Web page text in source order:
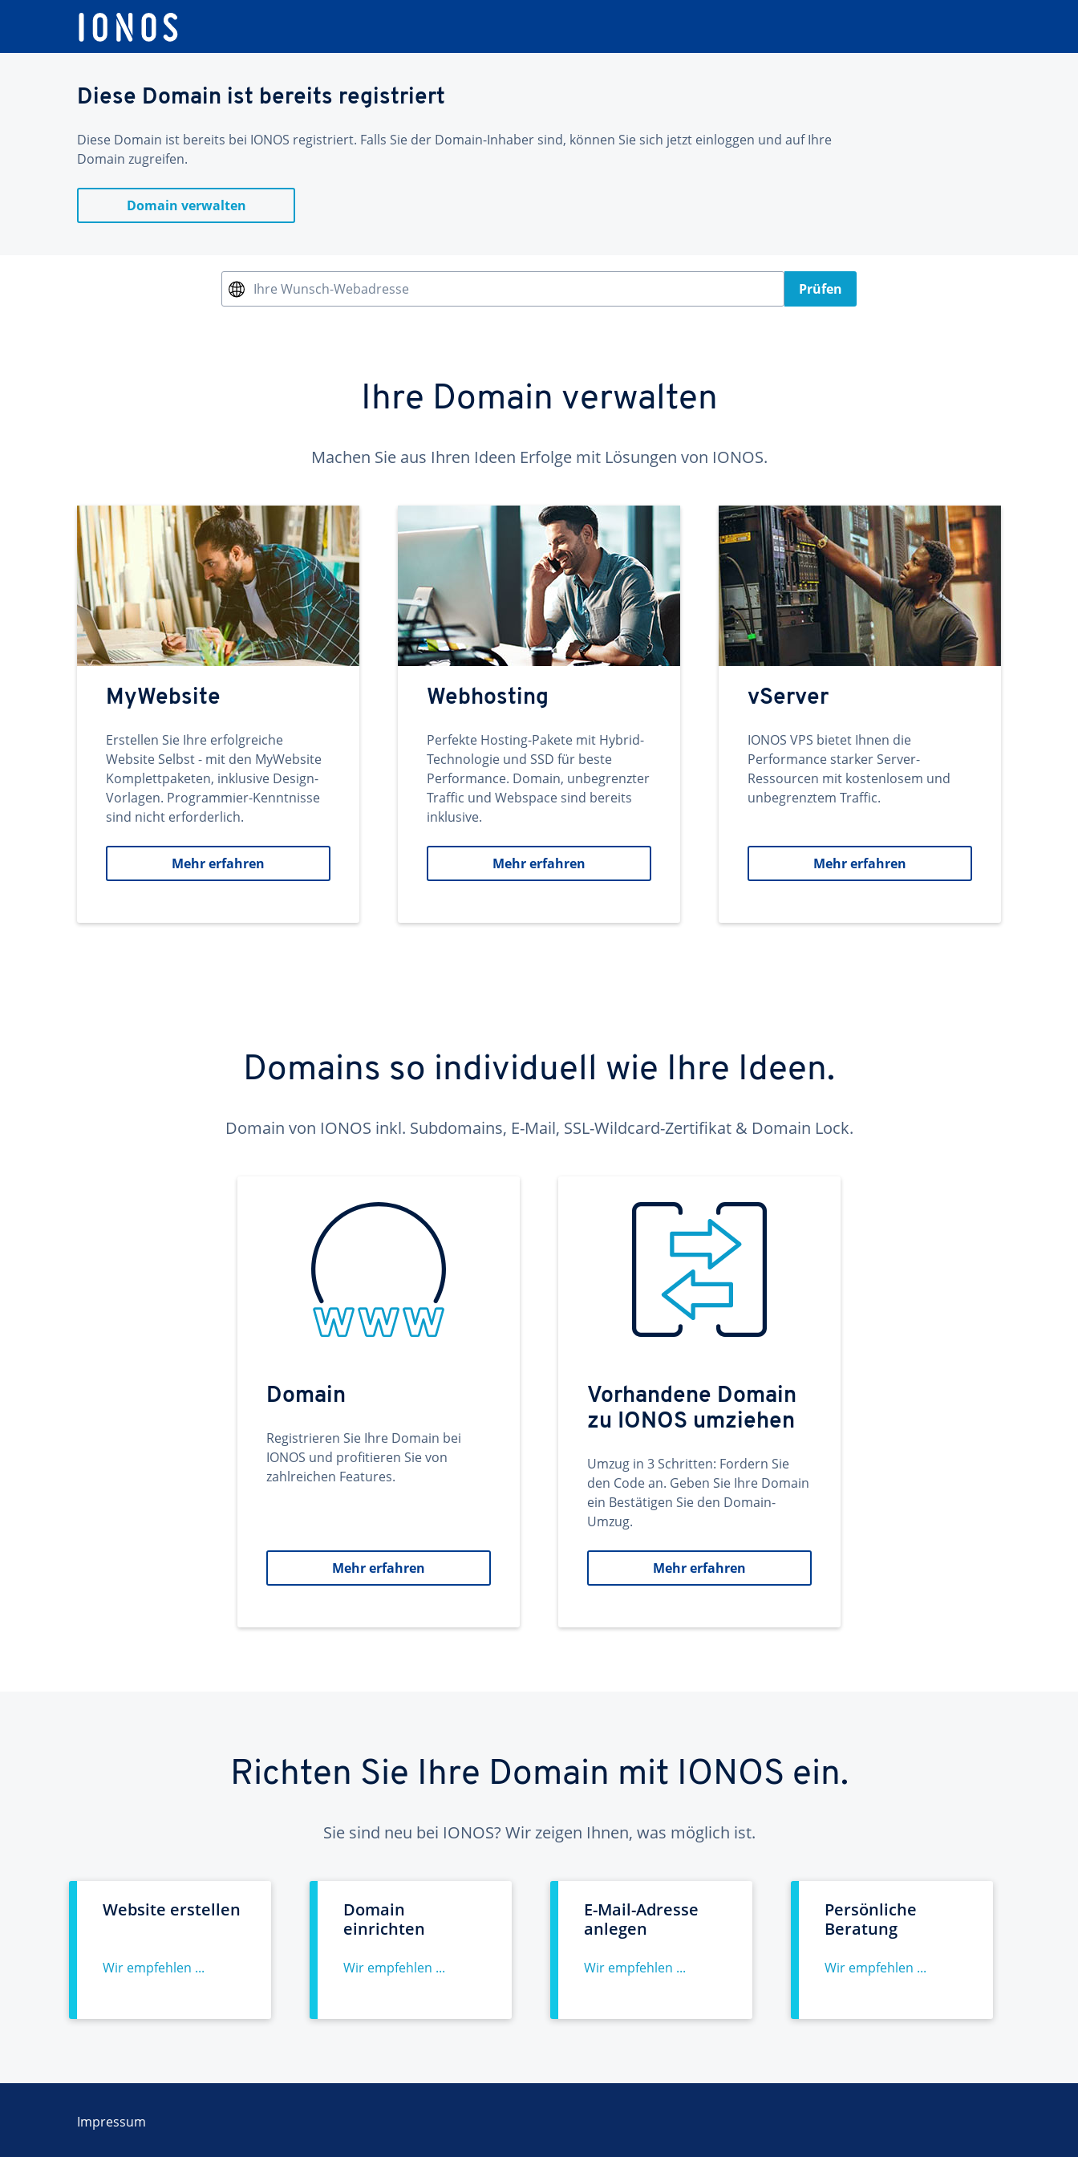
Diese Domain ist bereits registriert
Diese Domain ist bereits bei IONOS registriert. Falls Sie der Domain-Inhaber sind, können Sie sich jetzt einloggen und auf Ihre
Domain zugreifen.
Domain verwalten
Ihre Wunsch-Webadresse Prüfen
Ihre Domain verwalten
Machen Sie aus Ihren Ideen Erfolge mit Lösungen von IONOS.
MyWebsite
Erstellen Sie Ihre erfolgreiche
Website Selbst - mit den MyWebsite
Komplettpaketen, inklusive Design-
Vorlagen. Programmier-Kenntnisse
sind nicht erforderlich.
Mehr erfahren
Webhosting
Perfekte Hosting-Pakete mit Hybrid-
Technologie und SSD für beste
Performance. Domain, unbegrenzter
Traffic und Webspace sind bereits
inklusive.
Mehr erfahren
vServer
IONOS VPS bietet Ihnen die
Performance starker Server-
Ressourcen mit kostenlosem und
unbegrenztem Traffic.
Mehr erfahren
Domains so individuell wie Ihre Ideen.
Domain von IONOS inkl. Subdomains, E-Mail, SSL-Wildcard-Zertifikat & Domain Lock.
Domain
Registrieren Sie Ihre Domain bei
IONOS und profitieren Sie von
zahlreichen Features.
Mehr erfahren
Vorhandene Domain
zu IONOS umziehen
Umzug in 3 Schritten: Fordern Sie
den Code an. Geben Sie Ihre Domain
ein Bestätigen Sie den Domain-
Umzug.
Mehr erfahren
Richten Sie Ihre Domain mit IONOS ein.
Sie sind neu bei IONOS? Wir zeigen Ihnen, was möglich ist.
Website erstellen
Wir empfehlen ...
Domain
einrichten
Wir empfehlen ...
E-Mail-Adresse
anlegen
Wir empfehlen ...
Persönliche
Beratung
Wir empfehlen ...
Impressum